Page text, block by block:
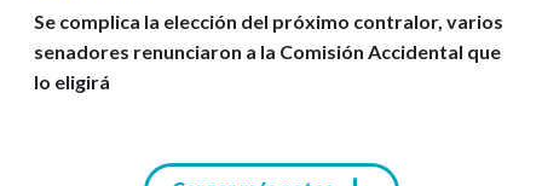
Se complica la elección del próximo contralor, varios
senadores renunciaron a la Comisión Accidental que
lo eligirá